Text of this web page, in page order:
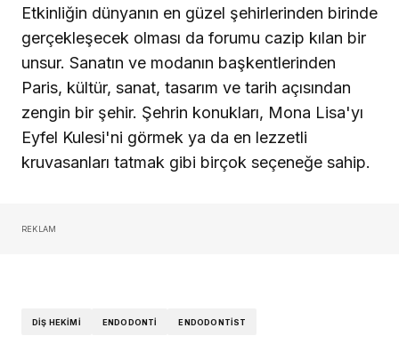
Etkinliğin dünyanın en güzel şehirlerinden birinde
gerçekleşecek olması da forumu cazip kılan bir
unsur. Sanatın ve modanın başkentlerinden
Paris, kültür, sanat, tasarım ve tarih açısından
zengin bir şehir. Şehrin konukları, Mona Lisa'yı
Eyfel Kulesi'ni görmek ya da en lezzetli
kruvasanları tatmak gibi birçok seçeneğe sahip.
REKLAM
DIŞ HEKIMI ENDODONTI ENDODONTIST